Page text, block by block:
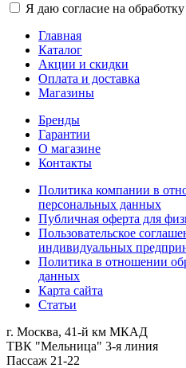
Я даю согласие на
Главная
Каталог
Акции и скидки
Оплата и доставка
Магазины
Бренды
Гарантии
О магазине
Контакты
Политика компании в
персональных данных
Публичная оферта для
Пользовательское
индивидуальных
Политика в отношении
данных
Карта сайта
Статьи
г. Москва, 41-й км МКАД
ТВК "Мельница" 3-я линия
Пассаж 21-22